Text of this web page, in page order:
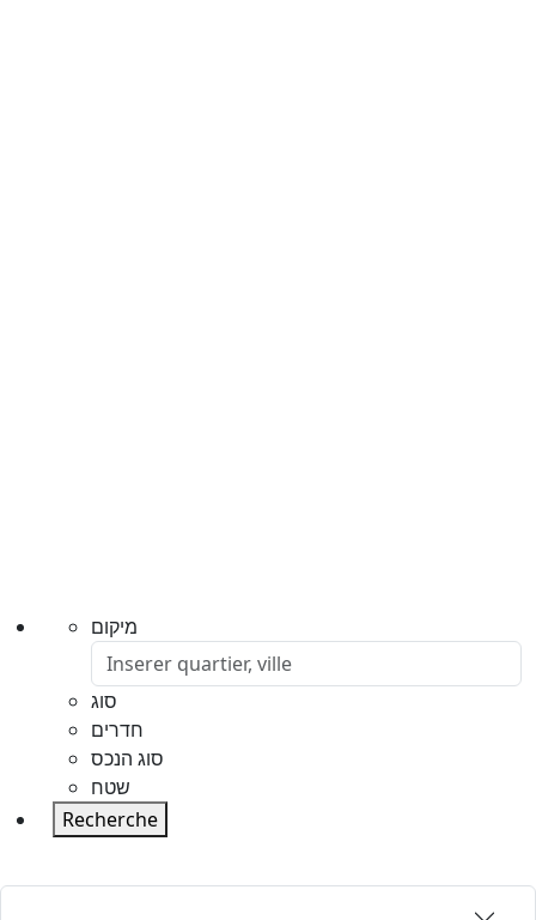
מיקום
סוג
חדרים
סוג הנכס
שטח
Recherche